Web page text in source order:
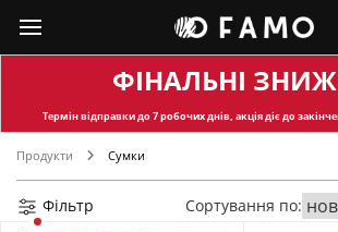
ФІНАЛЬНІ
Термін відправкидо 7 робочих днів, акція діє до
Продукти Сумки
Фільтр
Сортування по: